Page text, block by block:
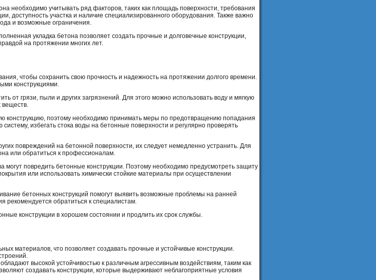
необходимо учитывать ряд факторов, таких как площадь поверхности, требования
доступность участка и наличие специализированного оборудования. Также важно
и возможные ограничения.
укладка бетона позволяет создать прочные и долговечные конструкции,
на протяжении многих лет.
чтобы сохранить свою прочность и надежность на протяжении долгого времени.
конструкциями.
от грязи, пыли и других загрязнений. Для этого можно использовать воду и мягкую
веществ.
конструкцию, поэтому необходимо принимать меры по предотвращению попадания
избегать стока воды на бетонные поверхности и регулярно проверять
повреждений на бетонной поверхности, их следует немедленно устранить. Для
или обратиться к профессионалам.
могут повредить бетонные конструкции. Поэтому необходимо предусмотреть защиту
или использовать химически стойкие материалы при осуществлении
бетонных конструкций помогут выявить возможные проблемы на ранней
рекомендуется обратиться к специалистам.
конструкции в хорошем состоянии и продлить их срок службы.
материалов, что позволяет создавать прочные и устойчивые конструкции.
высокой устойчивостью к различным агрессивным воздействиям, таким как
создавать конструкции, которые выдерживают неблагоприятные условия